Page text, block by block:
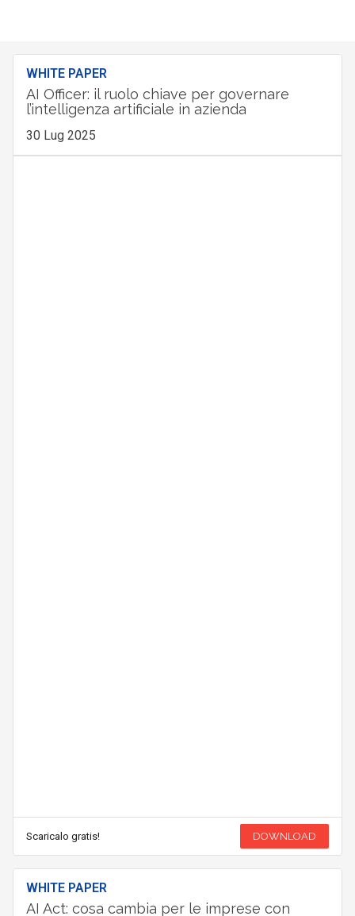
WHITE PAPER
AI Officer: il ruolo chiave per governare
l’intelligenza artificiale in azienda
30 Lug 2025
Scaricalo gratis! DOWNLOAD
WHITE PAPER
AI Act: cosa cambia per le imprese con